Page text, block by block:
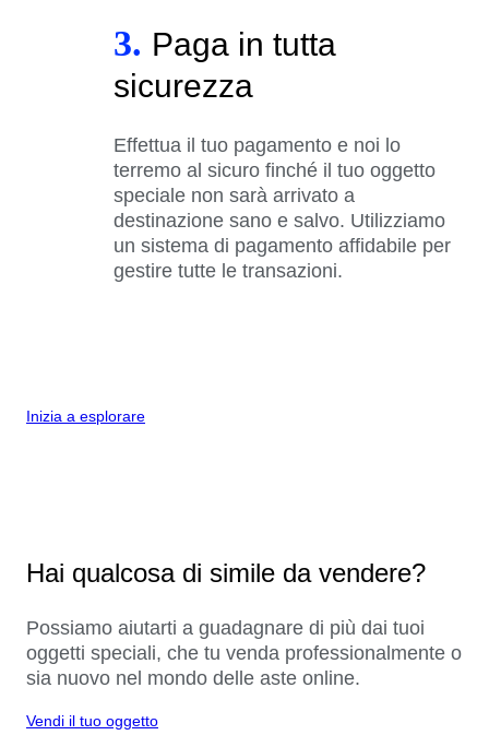
3. Paga in tutta
sicurezza
Effettua il tuo pagamento e noi lo
terremo al sicuro finché il tuo oggetto
speciale non sarà arrivato a
destinazione sano e salvo. Utilizziamo
un sistema di pagamento affidabile per
gestire tutte le transazioni.
Inizia a esplorare
Hai qualcosa di simile da vendere?
Possiamo aiutarti a guadagnare di più dai tuoi
oggetti speciali, che tu venda professionalmente o
sia nuovo nel mondo delle aste online.
Vendi il tuo oggetto